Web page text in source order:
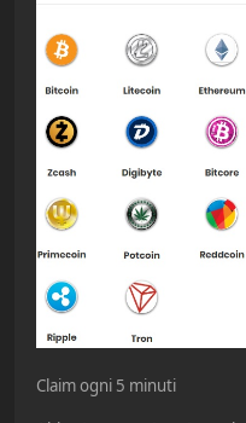
Claim ogni 5 minuti